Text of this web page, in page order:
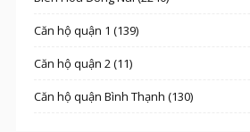
Căn hộ quận 1 (139)
Căn hộ quận 2 (11)
Căn hộ quận Bình Thạnh (130)